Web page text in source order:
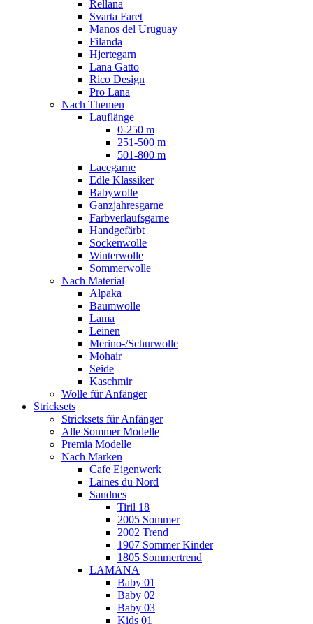
Rellana
Svarta Faret
Manos del Uruguay
Filanda
Hjertegarn
Lana Gatto
Rico Design
Pro Lana
Nach Themen
Lauflänge
0-250 m
251-500 m
501-800 m
Lacegarne
Edle Klassiker
Babywolle
Ganzjahresgarne
Farbverlaufsgarne
Handgefärbt
Sockenwolle
Winterwolle
Sommerwolle
Nach Material
Alpaka
Baumwolle
Lama
Leinen
Merino-/Schurwolle
Mohair
Seide
Kaschmir
Wolle für Anfänger
Stricksets
Stricksets für Anfänger
Alle Sommer Modelle
Premia Modelle
Nach Marken
Cafe Eigenwerk
Laines du Nord
Sandnes
Tiril 18
2005 Sommer
2002 Trend
1907 Sommer Kinder
1805 Sommertrend
LAMANA
Baby 01
Baby 02
Baby 03
Kids 01